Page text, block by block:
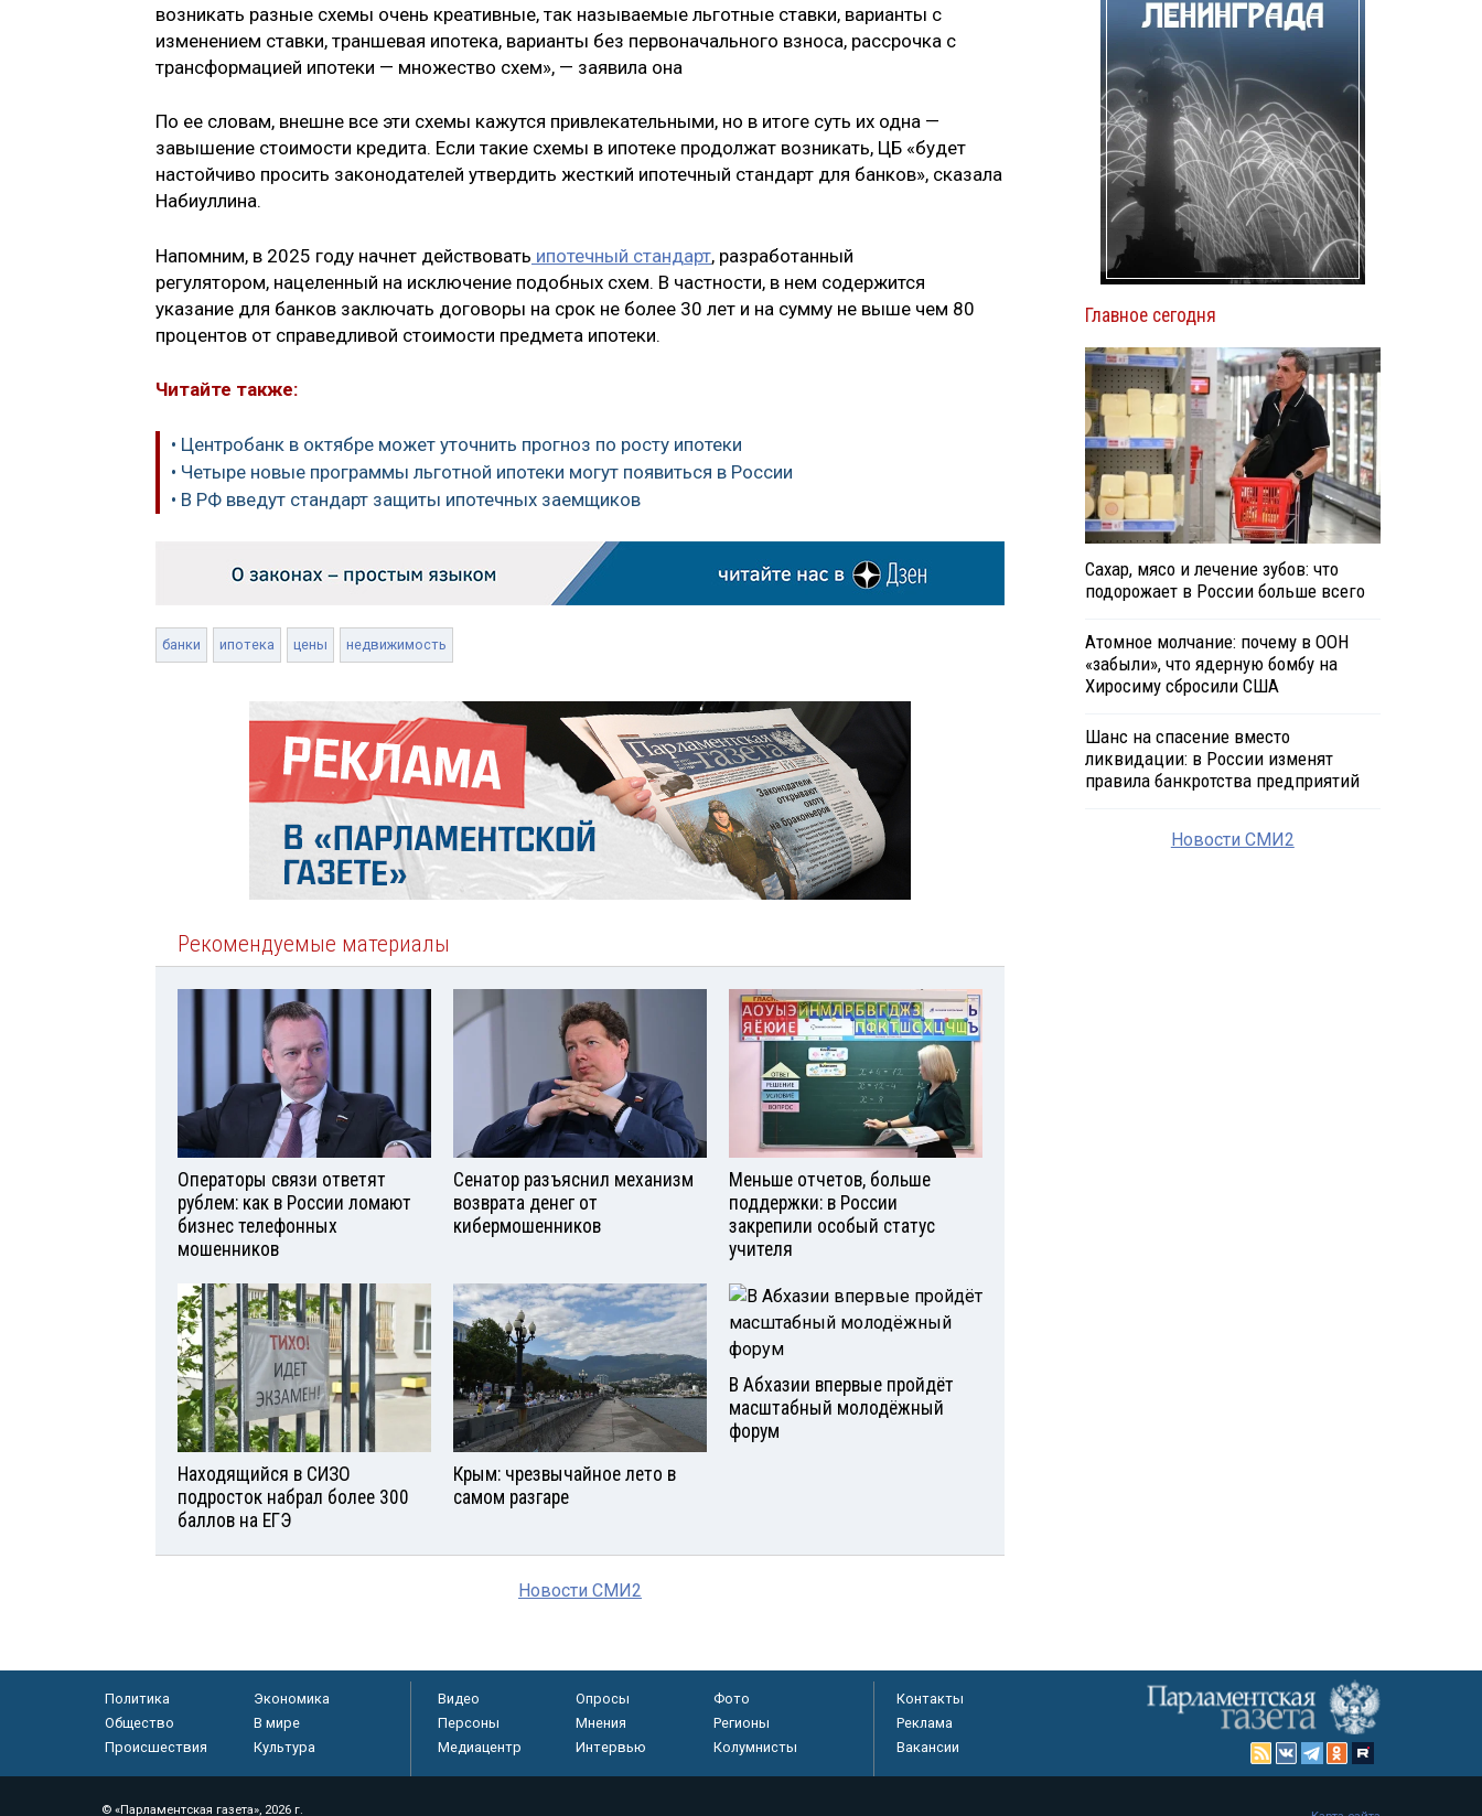
возникать разные схемы очень креативные, так называемые льготные ставки, варианты с
изменением ставки, траншевая ипотека, варианты без первоначального взноса, рассрочка с
трансформацией ипотеки — множество схем», — заявила она
По ее словам, внешне все эти схемы кажутся привлекательными, но в итоге суть их одна —
завышение стоимости кредита. Если такие схемы в ипотеке продолжат возникать, ЦБ «будет
настойчиво просить законодателей утвердить жесткий ипотечный стандарт для банков», сказала
Набиуллина.
Напомним, в 2025 году начнет действовать ипотечный стандарт, разработанный
регулятором, нацеленный на исключение подобных схем. В частности, в нем содержится
указание для банков заключать договоры на срок не более 30 лет и на сумму не выше чем 80
процентов от справедливой стоимости предмета ипотеки.
Читайте также:
• Центробанк в октябре может уточнить прогноз по росту ипотеки
• Четыре новые программы льготной ипотеки могут появиться в России
• В РФ введут стандарт защиты ипотечных заемщиков
банки ипотека цены недвижимость
Рекомендуемые материалы
Операторы связи ответят
рублем: как в России ломают
бизнес телефонных
мошенников
Сенатор разъяснил механизм
возврата денег от
кибермошенников
Меньше отчетов, больше
поддержки: в России
закрепили особый статус
учителя
Находящийся в СИЗО
подросток набрал более 300
баллов на ЕГЭ
Крым: чрезвычайное лето в
самом разгаре
В Абхазии впервые пройдёт
масштабный молодёжный
форум
Новости СМИ2
Главное сегодня
Сахар, мясо и лечение зубов: что
подорожает в России больше всего
Атомное молчание: почему в ООН
«забыли», что ядерную бомбу на
Хиросиму сбросили США
Шанс на спасение вместо
ликвидации: в России изменят
правила банкротства предприятий
Новости СМИ2
Политика
Экономика
Общество
В мире
Происшествия
Культура
Видео Опросы
Фото
Персоны
Мнения
Регионы
Медиацентр
Интервью Колумнисты
Контакты
Реклама
Вакансии
© «Парламентская газета», 2026 г.